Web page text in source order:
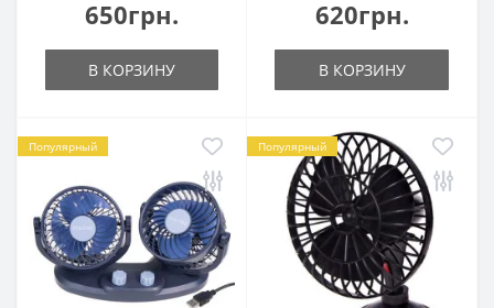
650грн.
В КОРЗИНУ
620грн.
В КОРЗИНУ
Популярный Популярный